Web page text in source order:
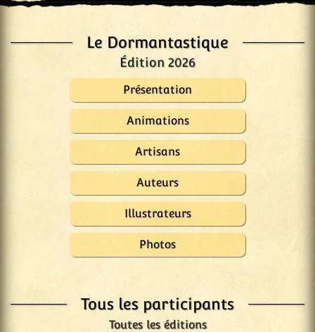
Le Dormantastique
Édition 2026
Présentation
Animations
Artisans
Auteurs
Illustrateurs
Photos
Tous les participants